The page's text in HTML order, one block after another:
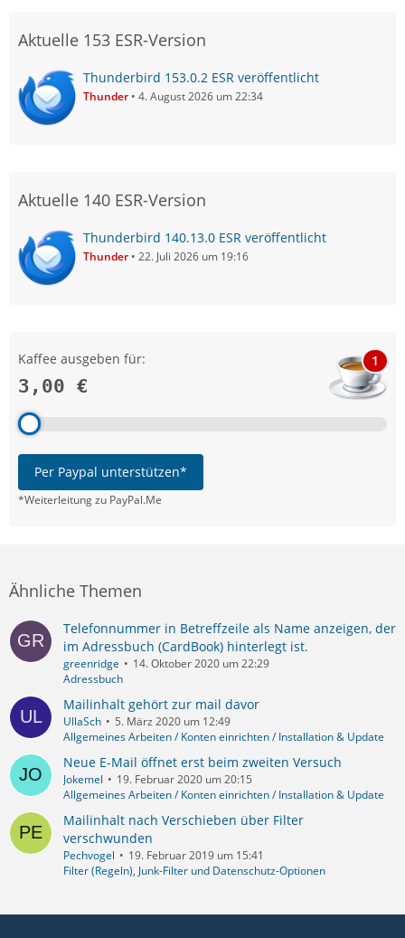
Aktuelle 153 ESR-Version
Thunderbird 153.0.2 ESR veröffentlicht
Thunder 4. August 2026 um 22:34
Aktuelle 140 ESR-Version
Thunderbird 140.13.0 ESR veröffentlicht
Thunder 22. Juli 2026 um 19:16
Kaffee ausgeben für:
3,00 €
1
Per Paypal unterstützen*
*Weiterleitung zu PayPal.Me
Ähnliche Themen
Telefonnummer in Betreffzeile als Name anzeigen, der
im Adressbuch (CardBook) hinterlegt ist.
greenridge
14. Oktober 2020 um 22:29
Adressbuch
Mailinhalt gehört zur mail davor
UllaSch
5. März 2020 um 12:49
Allgemeines Arbeiten / Konten einrichten / Installation & Update
Neue E-Mail öffnet erst beim zweiten Versuch
Jokemel
19. Februar 2020 um 20:15
Allgemeines Arbeiten / Konten einrichten / Installation & Update
Mailinhalt nach Verschieben über Filter
verschwunden
Pechvogel
19. Februar 2019 um 15:41
Filter (Regeln), Junk-Filter und Datenschutz-Optionen